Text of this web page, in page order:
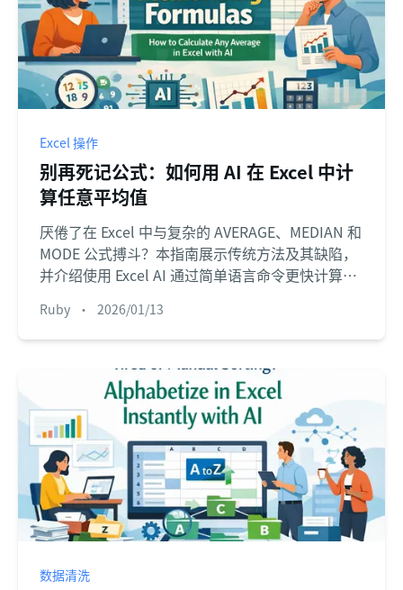
Excel 操作
别再死记公式：如何用 AI 在 Excel 中计
算任意平均值
厌倦了在 Excel 中与复杂的 AVERAGE、MEDIAN 和
MODE 公式搏斗？本指南展示传统方法及其缺陷，
并介绍使用 Excel AI 通过简单语言命令更快计算任
Ruby • 2026/01/13
数据清洗